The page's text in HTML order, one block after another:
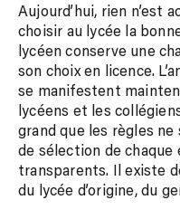
Aujourd’hui, rien n’est
choisir au lycée la
lycéen conserve une
son choix en licence.
se manifestent
lycéens et les
grand que les règles
de sélection de
transparents. Il existe
du lycée d’origine, du